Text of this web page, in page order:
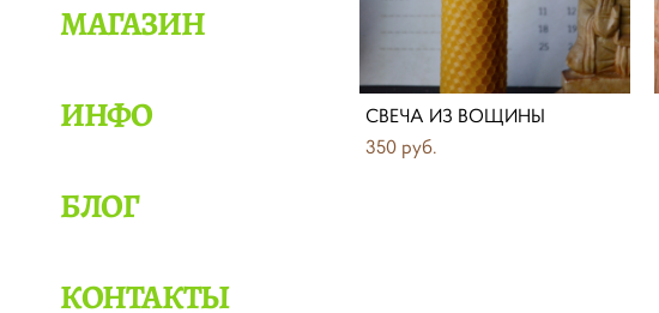
МАГАЗИН
ИНФО
БЛОГ
КОНТАКТЫ
СВЕЧА ИЗ ВОЩИНЫ
350 pуб.